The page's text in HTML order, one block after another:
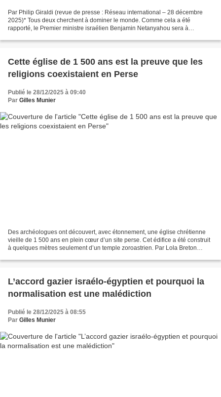
Par Philip Giraldi (revue de presse : Réseau international – 28 décembre
2025)* Tous deux cherchent à dominer le monde. Comme cela a été
rapporté, le Premier ministre israélien Benjamin Netanyahou sera à
Cette église de 1 500 ans est la preuve que les
religions coexistaient en Perse
Publié le 28/12/2025 à 09:40
Par Gilles Munier
Des archéologues ont découvert, avec étonnement, une église chrétienne
vieille de 1 500 ans en plein cœur d’un site perse. Cet édifice a été construit
à quelques mètres seulement d’un temple zoroastrien. Par Lola Breton
L’accord gazier israélo-égyptien et pourquoi la
normalisation est une malédiction
Publié le 28/12/2025 à 08:55
Par Gilles Munier